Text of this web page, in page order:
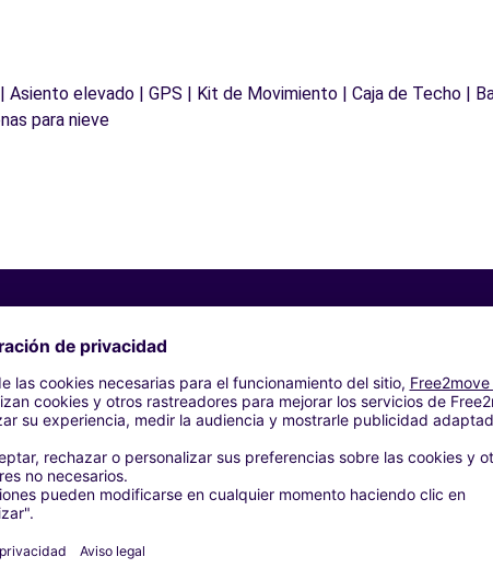
elevado | GPS | Kit de Movimiento | Caja de Techo |
para nieve
Agencias similares
(C)